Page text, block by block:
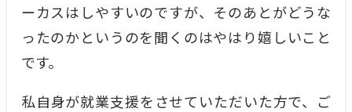
ーカスはしやすいのですが、そのあとがどうな
ったのかというのを聞くのはやはり嬉しいこと
です。
私自身が就業支援をさせていただいた方で、ご